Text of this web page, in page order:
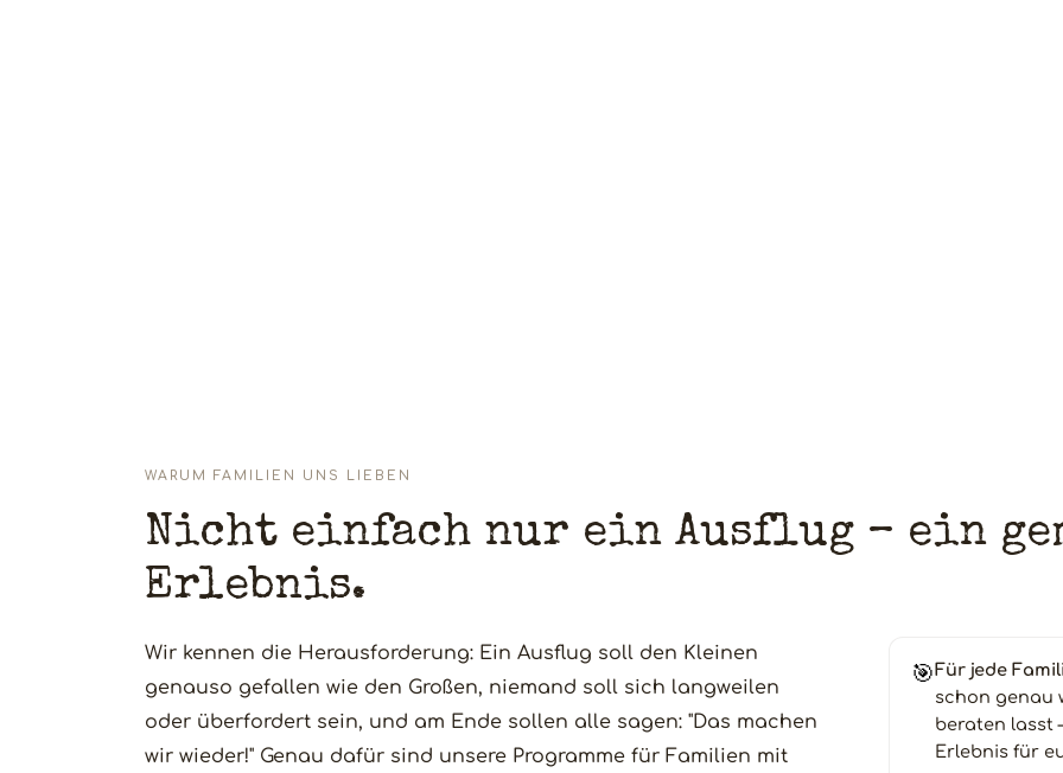
WARUM FAMILIEN UNS LIEBEN
Nicht einfach nur ein Ausflug – ein
Erlebnis.
Wir kennen die Herausforderung: Ein Ausflug soll den Kleinen
genauso gefallen wie den Großen, niemand soll sich langweilen
oder überfordert sein, und am Ende sollen alle sagen: "Das machen
wir wieder!" Genau dafür sind unsere Programme für Familien mit
🎯 Für jede
schon genau
beraten lasst
Erlebnis für